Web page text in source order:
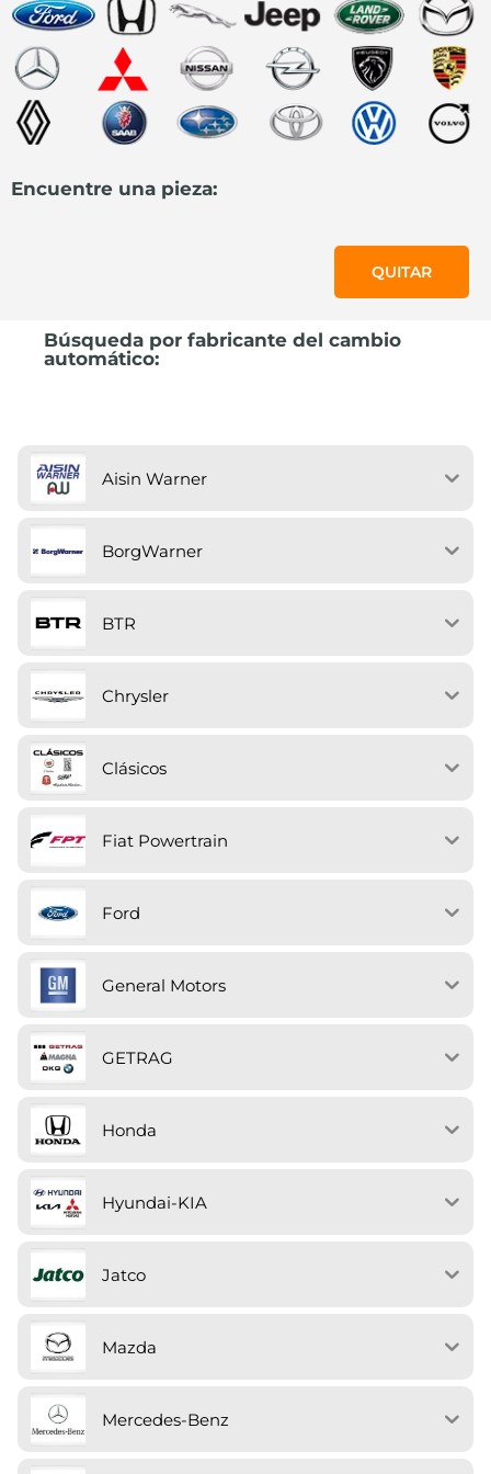
Encuentre una pieza:
QUITAR
Búsqueda por fabricante del cambio
automático:
Aisin Warner
BorgWarner
BTR
Chrysler
Clásicos
Fiat Powertrain
Ford
General Motors
GETRAG
Honda
Hyundai-KIA
Jatco
Mazda
Mercedes-Benz